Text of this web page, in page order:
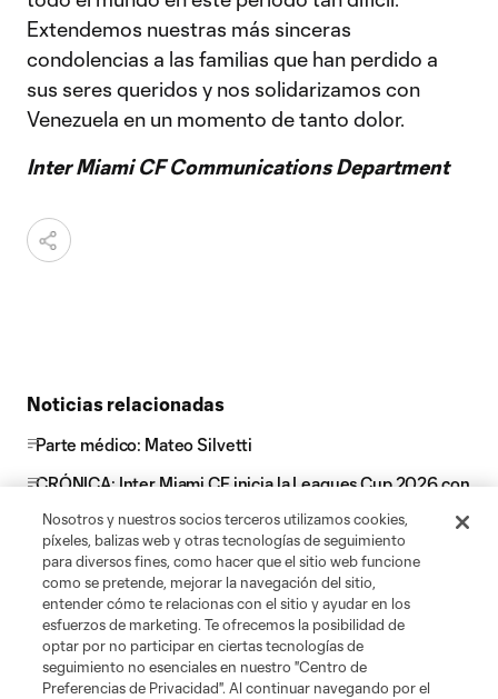
Extendemos nuestras más sinceras
condolencias a las familias que han perdido a
sus seres queridos y nos solidarizamos con
Venezuela en un momento de tanto dolor.
Inter Miami CF Communications Department
Noticias relacionadas
Parte médico: Mateo Silvetti
CRÓNICA: Inter Miami CF inicia la Leagues Cup 2026 con
CRÓNICA: Inter Miami CF empata en casa contra
Columbus Crew
Nosotros y nuestros socios terceros utilizamos cookies,
píxeles, balizas web y otras tecnologías de seguimiento
para diversos fines, como hacer que el sitio web funcione
como se pretende, mejorar la navegación del sitio,
entender cómo te relacionas con el sitio y ayudar en los
esfuerzos de marketing. Te ofrecemos la posibilidad de
optar por no participar en ciertas tecnologías de
seguimiento no esenciales en nuestro "Centro de
Preferencias de Privacidad". Al continuar navegando por el